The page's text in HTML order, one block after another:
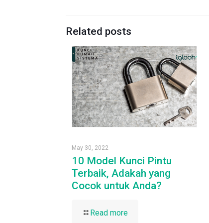
Related posts
May 30, 2022
10 Model Kunci Pintu
Terbaik, Adakah yang
Cocok untuk Anda?
Read more